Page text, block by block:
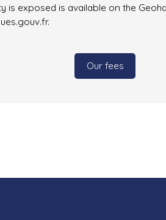
is exposed is available on the
Our fees